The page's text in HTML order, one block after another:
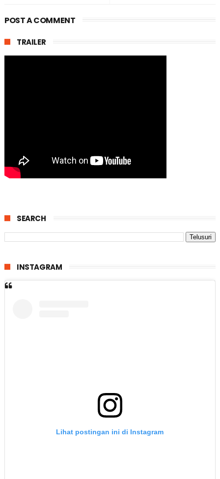
POST A COMMENT
TRAILER
SEARCH
INSTAGRAM
Lihat postingan ini di Instagram